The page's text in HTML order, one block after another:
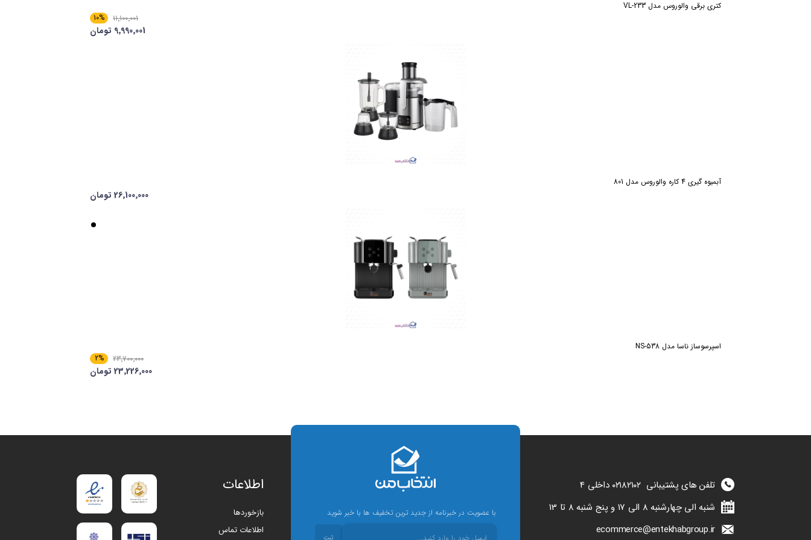
کتری برقی والوروس مدل VL-233
11٬100٬001
10%
9٬990٬001 تومان
آبمیوه گیری 4 کاره والوروس مدل 801
26٬100٬000 تومان
اسپرسوساز ناسا مدل NS-538
23٬700٬000
2%
23٬226٬000 تومان
تلفن های پشتیبانی۰۲۱۸۲۱۰۲ داخلی 4
شنبه الی چهارشنبه 8 الی 17 و پنج شنبه 8 تا 13
ecommerce@entekhabgroup.ir
با عضویت در خبرنامه از جدید ترین تخفیف ها با خبر شوید
ثبت
اطلاعات
بازخوردها
اطلاعات تماس